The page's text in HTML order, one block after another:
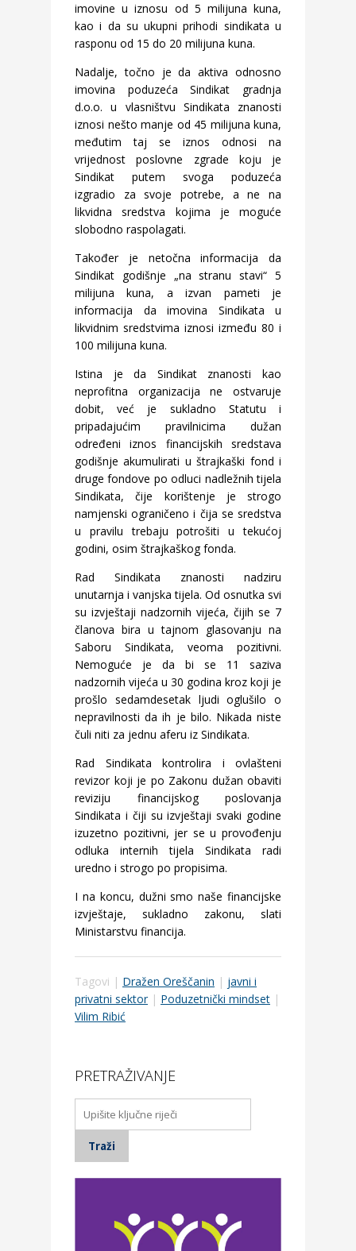
imovine u iznosu od 5 milijuna kuna,
kao i da su ukupni prihodi sindikata u
rasponu od 15 do 20 milijuna kuna.
Nadalje, točno je da aktiva odnosno
imovina poduzeća Sindikat gradnja
d.o.o. u vlasništvu Sindikata znanosti
iznosi nešto manje od 45 milijuna kuna,
međutim taj se iznos odnosi na
vrijednost poslovne zgrade koju je
Sindikat putem svoga poduzeća
izgradio za svoje potrebe, a ne na
likvidna sredstva kojima je moguće
slobodno raspolagati.
Također je netočna informacija da
Sindikat godišnje „na stranu stavi“ 5
milijuna kuna, a izvan pameti je
informacija da imovina Sindikata u
likvidnim sredstvima iznosi između 80 i
100 milijuna kuna.
Istina je da Sindikat znanosti kao
neprofitna organizacija ne ostvaruje
dobit, već je sukladno Statutu i
pripadajućim pravilnicima dužan
određeni iznos financijskih sredstava
godišnje akumulirati u štrajkaški fond i
druge fondove po odluci nadležnih tijela
Sindikata, čije korištenje je strogo
namjenski ograničeno i čija se sredstva
u pravilu trebaju potrošiti u tekućoj
godini, osim štrajkaškog fonda.
Rad Sindikata znanosti nadziru
unutarnja i vanjska tijela. Od osnutka svi
su izvještaji nadzornih vijeća, čijih se 7
članova bira u tajnom glasovanju na
Saboru Sindikata, veoma pozitivni.
Nemoguće je da bi se 11 saziva
nadzornih vijeća u 30 godina kroz koji je
prošlo sedamdesetak ljudi oglušilo o
nepravilnosti da ih je bilo. Nikada niste
čuli niti za jednu aferu iz Sindikata.
Rad Sindikata kontrolira i ovlašteni
revizor koji je po Zakonu dužan obaviti
reviziju financijskog poslovanja
Sindikata i čiji su izvještaji svaki godine
izuzetno pozitivni, jer se u provođenju
odluka internih tijela Sindikata radi
uredno i strogo po propisima.
I na koncu, dužni smo naše financijske
izvještaje, sukladno zakonu, slati
Ministarstvu financija.
Tagovi | Dražen Oreščanin | javni i
privatni sektor| Poduzetnički mindset |
Vilim Ribić
PRETRAŽIVANJE